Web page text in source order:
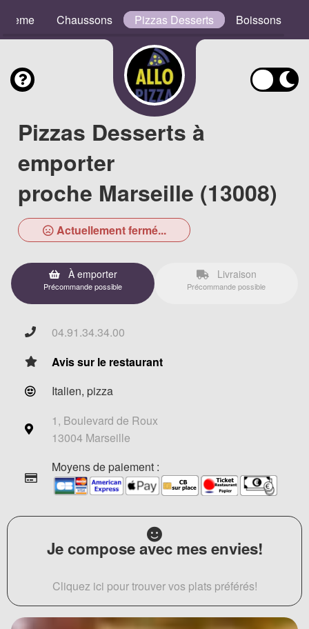
Chaussons Pizzas Desserts Boissons
Pizzas Desserts à
emporter
proche Marseille (13008)
Actuellement fermé...
À emporter
Précommande possible
Livraison
Précommande possible
04.91.34.34.00
Avis sur le restaurant
Italien, pizza
1, Boulevard de Roux
13004 Marseille
Moyens de paiement :
Je compose avec mes envies!
Cliquez ici pour trouver vos plats préférés!